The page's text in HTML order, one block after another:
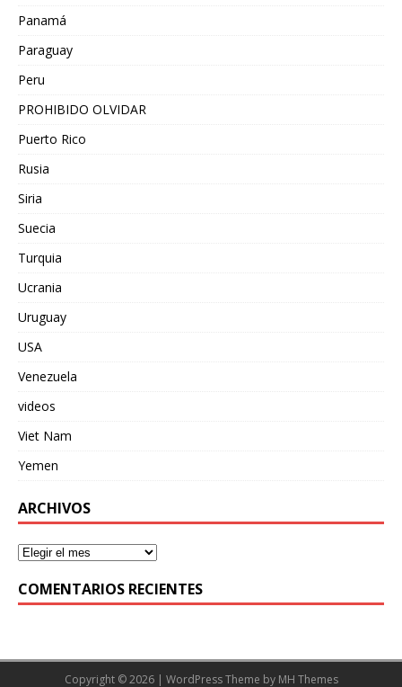
Panamá
Paraguay
Peru
PROHIBIDO OLVIDAR
Puerto Rico
Rusia
Siria
Suecia
Turquia
Ucrania
Uruguay
USA
Venezuela
videos
Viet Nam
Yemen
ARCHIVOS
COMENTARIOS RECIENTES
Copyright © 2026 | WordPress Theme by MH Themes